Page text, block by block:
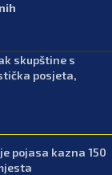
skupštine s
posjeta,
pojasa kazna 150